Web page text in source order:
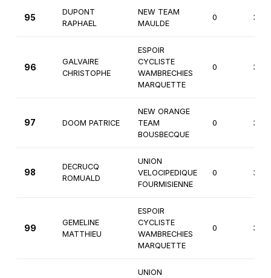
95
DUPONT
RAPHAEL
NEW TEAM
MAULDE
0
96
GALVAIRE
CHRISTOPHE
ESPOIR
CYCLISTE
WAMBRECHIES
MARQUETTE
0
97 DOOM PATRICE
NEW ORANGE
TEAM
BOUSBECQUE
0
98
DECRUCQ
ROMUALD
UNION
VELOCIPEDIQUE
FOURMISIENNE
0
99
GEMELINE
MATTHIEU
ESPOIR
CYCLISTE
WAMBRECHIES
MARQUETTE
0
UNION